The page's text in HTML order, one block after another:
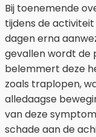
Bij toenemende
tijdens de
dagen erna
gevallen wordt de
belemmert deze
zoals traplopen,
alledaagse
van deze
schade aan de